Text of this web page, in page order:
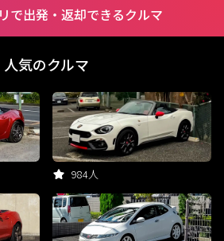
で出発・返却できるクルマ
人気のクルマ
984人